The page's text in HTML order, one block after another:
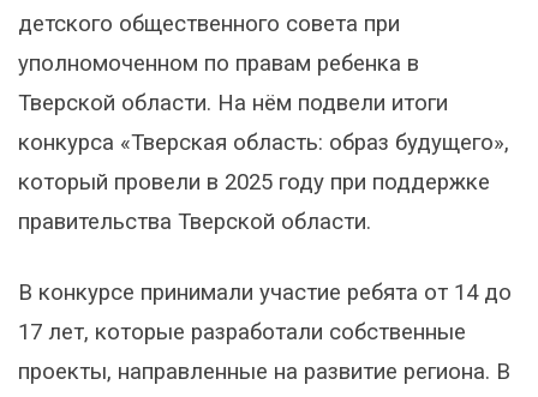
детского общественного совета при
уполномоченном по правам ребенка в
Тверской области. На нём подвели итоги
конкурса «Тверская область: образ будущего»,
который провели в 2025 году при поддержке
правительства Тверской области.
В конкурсе принимали участие ребята от 14 до
17 лет, которые разработали собственные
проекты, направленные на развитие региона. В